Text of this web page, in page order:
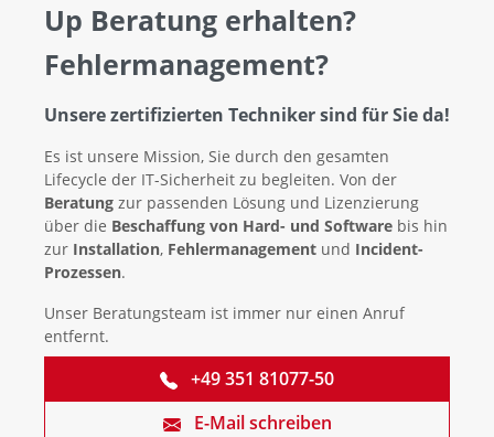
Up Beratung erhalten?
Fehlermanagement?
Unsere zertifizierten Techniker sind für Sie da!
Es ist unsere Mission, Sie durch den gesamten
Lifecycle der IT-Sicherheit zu begleiten. Von der
Beratung zur passenden Lösung und Lizenzierung
über die Beschaffung von Hard- und Software bis hin
zur Installation, Fehlermanagement und Incident-
Prozessen.
Unser Beratungsteam ist immer nur einen Anruf
entfernt.
+49 351 81077-50
E-Mail schreiben